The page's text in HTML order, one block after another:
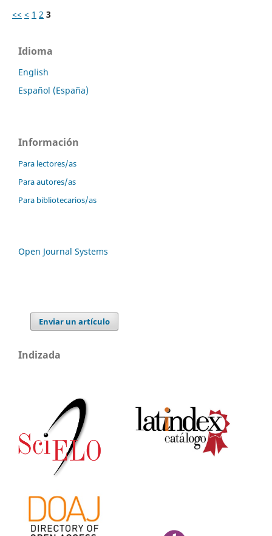
<< < 1 2 3
Idioma
English
Español (España)
Información
Para lectores/as
Para autores/as
Para bibliotecarios/as
Open Journal Systems
Enviar un artículo
Indizada